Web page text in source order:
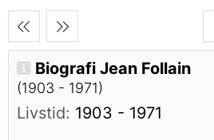
Biografi Jean Follain
(1903 - 1971)
Livstid: 1903 - 1971